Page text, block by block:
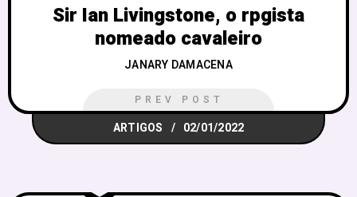
Sir Ian Livingstone, o rpgista
nomeado cavaleiro
JANARY DAMACENA
PREV POST
ARTIGOS 02/01/2022